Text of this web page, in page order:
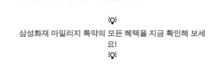
💡
삼성화재 마일리지 특약의 모든 혜택을 지금 확인해 보세
요!
💡